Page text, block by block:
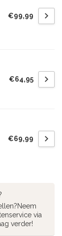
€99,99
€64,95
€69,99
via
verder!